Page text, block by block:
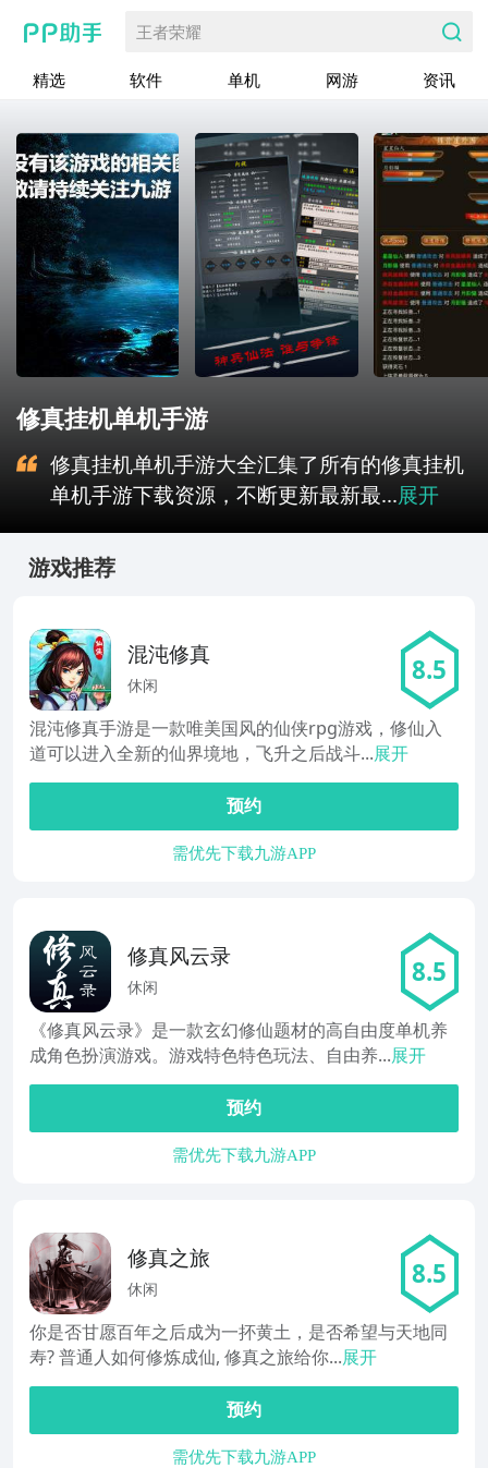
王者荣耀
精选 软件 单机 网游 资讯
修真挂机单机手游
修真挂机单机手游大全汇集了所有的修真挂机
单机手游下载资源，不断更新最新最...展开
游戏推荐
混沌修真
休闲 8.5
混沌修真手游是一款唯美国风的仙侠rpg游戏，修仙入
道可以进入全新的仙界境地，飞升之后战斗...展开
预约
需优先下载九游APP
修真风云录
休闲 8.5
《修真风云录》是一款玄幻修仙题材的高自由度单机养
成角色扮演游戏。游戏特色特色玩法、自由养...展开
预约
需优先下载九游APP
修真之旅
休闲 8.5
你是否甘愿百年之后成为一抔黄土，是否希望与天地同
寿? 普通人如何修炼成仙, 修真之旅给你...展开
预约
需优先下载九游APP